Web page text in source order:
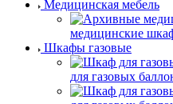
Медицинская мебель
медицинские
Шкафы газовые
для газовых